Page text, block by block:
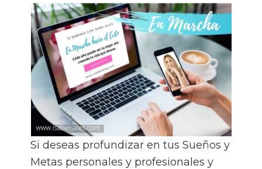
Si deseas profundizar en tus Sueños y
Metas personales y profesionales y